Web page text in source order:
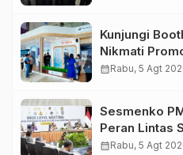
Kunjungi
Nikmati
Persen
calendar_monthRabu, 5 Agt
Sesmenko
Peran Lintas
Penurunan
calendar_monthRabu, 5 Agt